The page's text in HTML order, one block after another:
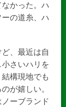
かった。ハ
の道糸、ハ
、最近は自
さいハリを
構現地でも
が嬉しい。
ーブランド